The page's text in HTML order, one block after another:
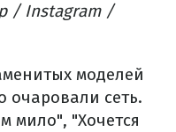
/ Instagram /
моделей
очаровали сеть.
мило", "Хочется